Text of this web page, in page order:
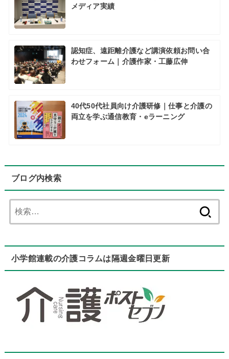
メディア実績
認知症、遠距離介護など講演依頼お問い合
わせフォーム｜介護作家・工藤広伸
40代50代社員向け介護研修｜仕事と介護の
両立を学ぶ通信教育・eラーニング
ブログ内検索
索:
小学館連載の介護コラムは隔週金曜日更新